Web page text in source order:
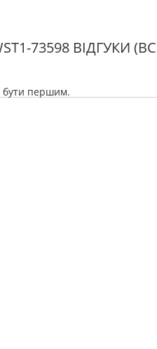
73598 ВІДГУКИ
бути першим.